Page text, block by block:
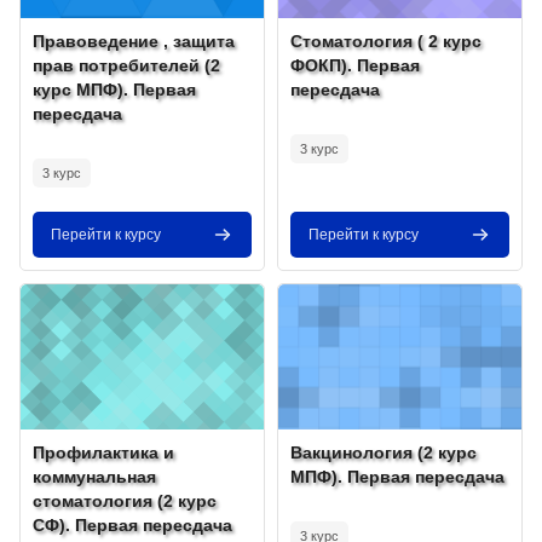
Изображение курса
Название курса
Правоведение , защита
прав потребителей (2
курс МПФ). Первая
пересдача
3 курс
Перейти к курсу
Изображение курса
Название курса
Стоматология ( 2 курс
ФОКП). Первая
пересдача
3 курс
Перейти к курсу
Изображение курса" Профилактика и коммунальная
Изображение курса
Название курса
Профилактика и
коммунальная
стоматология (2 курс
СФ). Первая пересдача
Изображение курса"
Изображение курса
Название курса
Вакцинология (2 курс
МПФ). Первая пересдача
3 курс